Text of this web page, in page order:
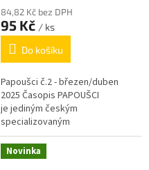
84,82 Kč bez DPH
95 Kč / ks
Do košíku
Papoušci č.2 - březen/duben
2025 Časopis PAPOUŠCI
je jediným českým
specializovaným
periodikem zaměřeným pouze
na papoušky. V jednotlivých
rubrikách si přečtete...
Novinka